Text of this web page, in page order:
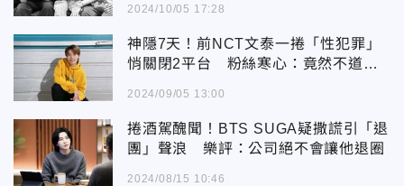
2024/10/05 17:28
神隱7天！前NCT文泰一捲「性犯罪」
悄關閉2平台 粉絲寒心：竟然不道
2024/09/05 13:00
捲酒駕醜聞！BTS SUGA疑撒謊引「退
團」聲浪 樂評：公司絕不會讓他退圈
2024/08/15 10:46